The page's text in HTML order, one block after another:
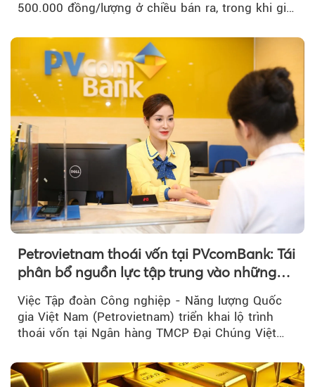
500.000 đồng/lượng ở chiều bán ra, trong khi giá
thương hiệu.
Petrovietnam thoái vốn tại PVcomBank: Tái
phân bổ nguồn lực tập trung vào những
Việc Tập đoàn Công nghiệp - Năng lượng Quốc
gia Việt Nam (Petrovietnam) triển khai lộ trình
thoái vốn tại Ngân hàng TMCP Đại Chúng Việt